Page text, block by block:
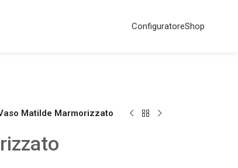
ConfiguratoreShop
Matilde Marmorizzato